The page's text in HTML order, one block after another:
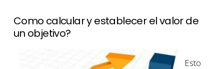
Como calcular y establecer el valor de
un objetivo?
Esto